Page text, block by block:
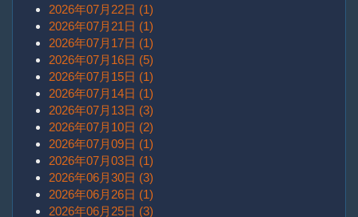
2026年07月22日 (1)
2026年07月21日 (1)
2026年07月17日 (1)
2026年07月16日 (5)
2026年07月15日 (1)
2026年07月14日 (1)
2026年07月13日 (3)
2026年07月10日 (2)
2026年07月09日 (1)
2026年07月03日 (1)
2026年06月30日 (3)
2026年06月26日 (1)
2026年06月25日 (3)